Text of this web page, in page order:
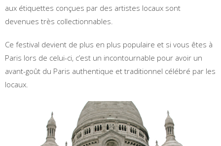
aux étiquettes conçues par des artistes locaux sont
devenues très collectionnables.
Ce festival devient de plus en plus populaire et si vous êtes à
Paris lors de celui-ci, c’est un incontournable pour avoir un
avant-goût du Paris authentique et traditionnel célébré par les
locaux.